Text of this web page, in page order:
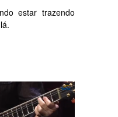
estar trazendo